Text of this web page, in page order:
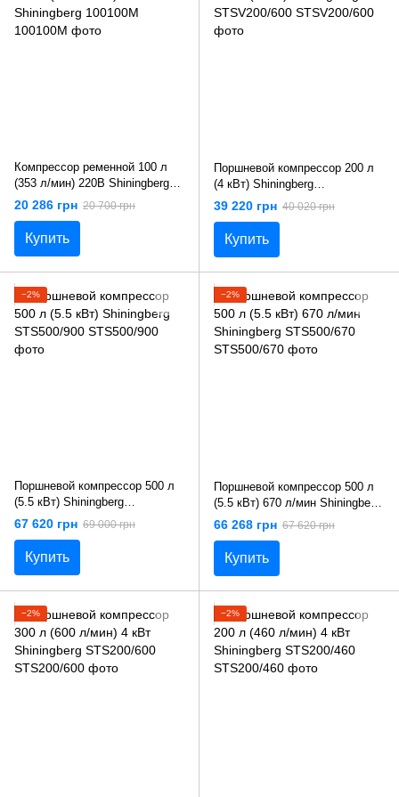
Компрессор ременной 100 л
(353 л/мин) 220В Shiningberg
100100M
20 286 грн 20 700 грн
Купить
Поршневой компрессор 200 л
(4 кВт) Shiningberg
STSV200/600
39 220 грн 40 020 грн
Купить
−2%
Поршневой компрессор 500 л
(5.5 кВт) Shiningberg
STS500/900
67 620 грн 69 000 грн
Купить
−2%
Поршневой компрессор 500 л
(5.5 кВт) 670 л/мин Shiningberg
STS500/670
66 268 грн 67 620 грн
Купить
−2% −2%